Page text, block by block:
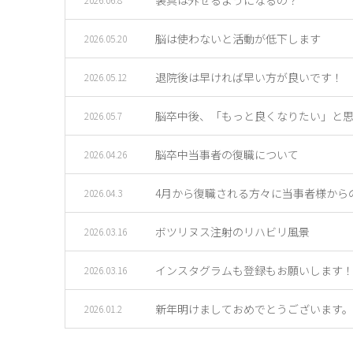
脳は使わないと活動が低下します
2026.05.20
退院後は早ければ早い方が良いです！
2026.05.12
脳卒中後、「もっと良くなりたい」と
2026.05.7
脳卒中当事者の復職について
2026.04.26
4月から復職される方々に当事者様から
2026.04.3
ボツリヌス注射のリハビリ風景
2026.03.16
インスタグラムも登録もお願いします！
2026.03.16
新年明けましておめでとうございます。
2026.01.2